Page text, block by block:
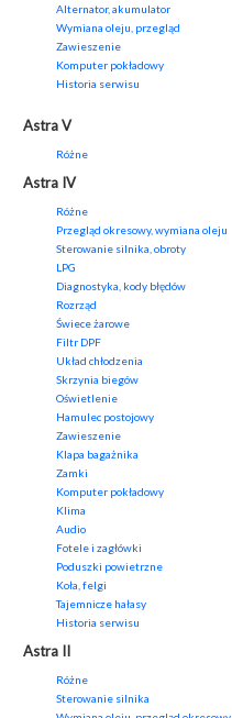
Alternator, akumulator
Wymiana oleju, przegląd
Zawieszenie
Komputer pokładowy
Historia serwisu
Astra V
Różne
Astra IV
Różne
Przegląd okresowy, wymiana oleju
Sterowanie silnika, obroty
LPG
Diagnostyka, kody błędów
Rozrząd
Świece żarowe
Filtr DPF
Układ chłodzenia
Skrzynia biegów
Oświetlenie
Hamulec postojowy
Zawieszenie
Klapa bagażnika
Zamki
Komputer pokładowy
Klima
Audio
Fotele i zagłówki
Poduszki powietrzne
Koła, felgi
Tajemnicze hałasy
Historia serwisu
Astra II
Różne
Sterowanie silnika